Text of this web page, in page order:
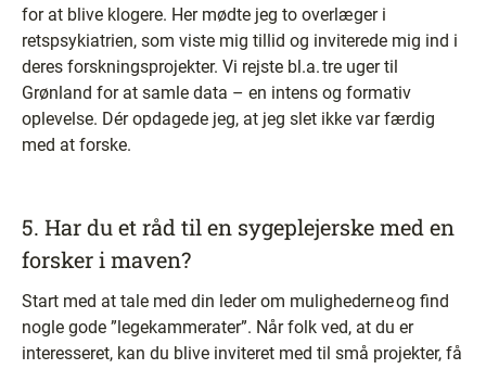
for at blive klogere. Her mødte jeg to overlæger i
retspsykiatrien, som viste mig tillid og inviterede mig ind i
deres forskningsprojekter. Vi rejste bl.a. tre uger til
Grønland for at samle data – en intens og formativ
oplevelse. Dér opdagede jeg, at jeg slet ikke var færdig
med at forske.
5. Har du et råd til en sygeplejerske med en
forsker i maven?
Start med at tale med din leder om mulighederne og find
nogle gode ”legekammerater”. Når folk ved, at du er
interesseret, kan du blive inviteret med til små projekter, få